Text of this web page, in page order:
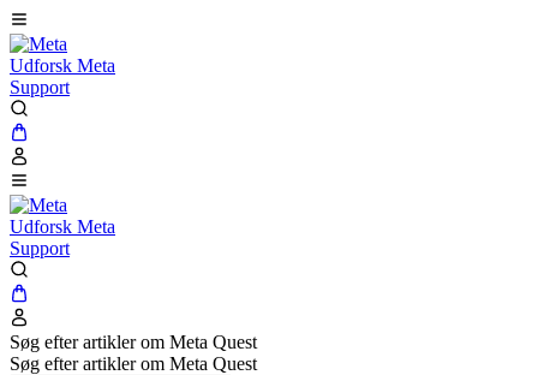
Udforsk Meta
Support
Udforsk Meta
Support
Søg efter artikler om Meta Quest
Søg efter artikler om Meta Quest